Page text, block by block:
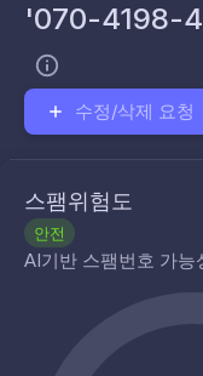
'070-4198-
수정/삭제 요청
스팸위험도
안전
AI기반 스팸번호 가능